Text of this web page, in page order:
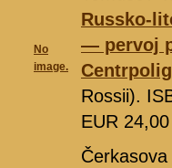
No
image.
Russko-
— pervoj
Rossii).
EUR